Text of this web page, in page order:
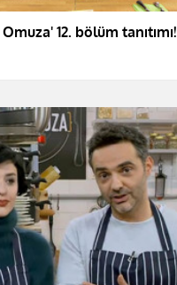
12. bölüm tanıtımı!